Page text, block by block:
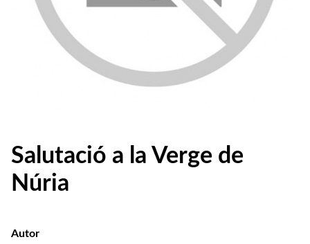
Salutació a la Verge de
Núria
Autor